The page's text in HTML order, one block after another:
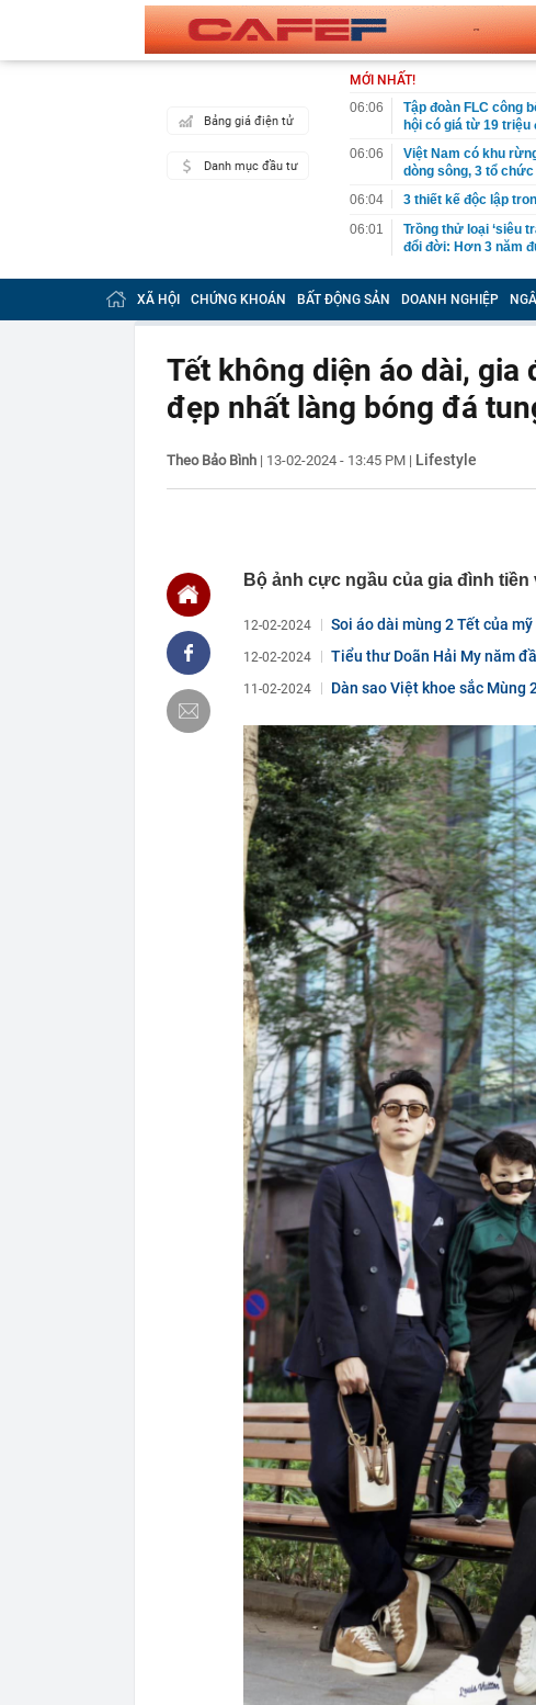
Bảng giá điện tử
Danh mục đầu tư
MỚI NHẤT!
06:06
Tập đoàn FLC công
hội có giá từ 19 triệu
06:06
Việt Nam có khu
dòng sông, 3 tổ
06:04
3 thiết kế độc lập
06:01
Trồng thử loại ‘siêu
đổi đời: Hơn 3 năm
05:34
Vì sao ăn chuối
00:40
Việt Nam có 1 bệnh
năm: Từng chi gần
00:37
Việt Nam có đỉnh
quyên đẹp bậc nhất
00:27
Khởi tố 7 cán bộ
USD năm 2026-2027
Cựu vương ngành
trọng
Vietcap gọi tên 29
giới siêu giàu 'nháo
00:02
Một cổ phiếu HOSE
00:02
Vinpearl cần thu
đến từ đâu?
00:02
Agriseco gọi tên 6
00:01
Không chỉ lãi lớn từ
ngay sau khi nắm
Gòn?
00:01
Công ty may có quỹ
Nhận trẻ từ 12 tháng
00:01
“Gà đẻ trứng vàng”
năm nay, lợi nhuận
XÃ HỘI CHỨNG KHOÁN BẤT ĐỘNG SẢN DOANH NGHIỆP
Tết không diện áo dài,
đẹp nhất làng bóng đá
Theo Bảo Bình | 13-02-2024 - 13:45 PM | Lifestyle
Bộ ảnh cực ngầu của gia đình tiền
12-02-2024 Soi áo dài mùng 2 Tết của
12-02-2024 Tiểu thư Doãn Hải My năm
11-02-2024 Dàn sao Việt khoe sắc Mùng